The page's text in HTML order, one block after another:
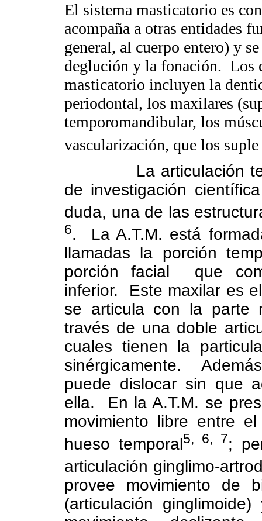
El sistema masticatorio es
acompaña a otras entidades
general, al cuerpo entero) y
deglución y la fonación. Los
masticatorio incluyen la
periodontal, los maxilares
temporomandibular, los
vascularización, que los
La articulación
de investigación
duda, una de las
6.
La A.T.M. está
llamadas la porción
porción facial
que
inferior.
Este maxilar es
se articula con la parte
través de una doble
cuales tienen la
sinérgicamente.
puede dislocar sin que
ella.
En la A.T.M. se
movimiento libre entre
hueso temporal5, 6, 7;
articulación ginglimo-
provee movimiento de
(articulación